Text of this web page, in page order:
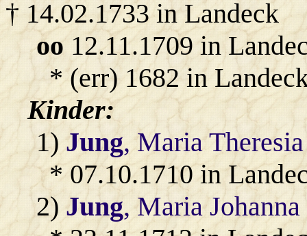
† 14.02.1733 in Landeck
oo12.11.1709 in
* (err) 1682 in
Kinder:
1)Jung, Maria
* 07.10.1710 in
2)Jung, Maria